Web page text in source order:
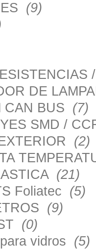
(9)
DE
CAN BUS (7)
SMD /
(2)
(21)
Foliatec (5)
(9)
(0)
vidros (5)